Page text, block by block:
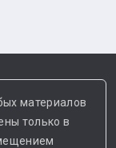
материалов
только в